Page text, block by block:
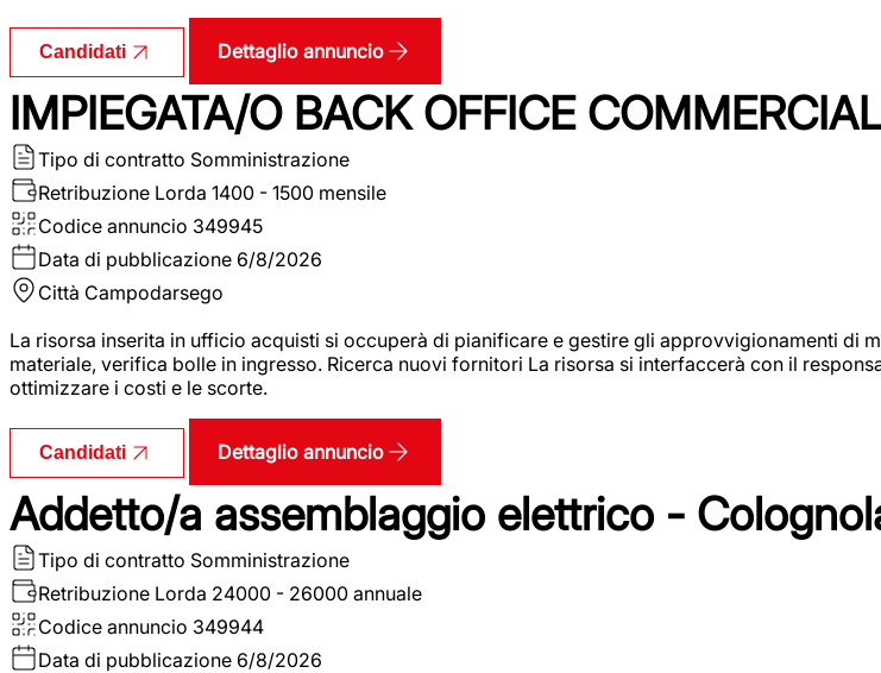
Candidati Dettaglio annuncio
IMPIEGATA/O BACK OFFICE
Tipo di contratto Somministrazione
Retribuzione Lorda 1400 - 1500 mensile
Codice annuncio 349945
Data di pubblicazione 6/8/2026
Città Campodarsego
La risorsa inserita in ufficio acquisti si occuperà di pianificare e gestire gli approvvigionamenti di
materiale, verifica bolle in ingresso. Ricerca nuovi fornitori La risorsa si interfaccerà con il
ottimizzare i costi e le scorte.
Candidati Dettaglio annuncio
Addetto/a assemblaggio elettrico -
Tipo di contratto Somministrazione
Retribuzione Lorda 24000 - 26000 annuale
Codice annuncio 349944
Data di pubblicazione 6/8/2026